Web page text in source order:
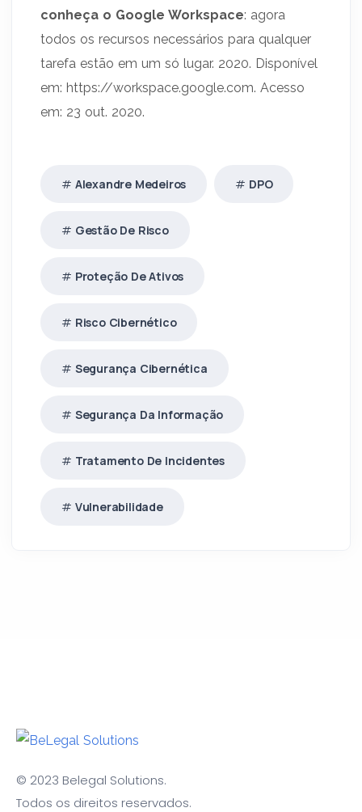
conheça o Google Workspace: agora
todos os recursos necessários para qualquer
tarefa estão em um só lugar. 2020. Disponível
em: https://workspace.google.com. Acesso
em: 23 out. 2020.
Alexandre Medeiros DPO
Gestão De Risco
Proteção De Ativos
Risco Cibernético
Segurança Cibernética
Segurança Da Informação
Tratamento De Incidentes
Vulnerabilidade
© 2023 Belegal Solutions.
Todos os direitos reservados.